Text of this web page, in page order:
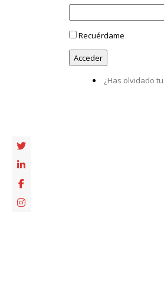
Recuérdame
¿Has olvidado